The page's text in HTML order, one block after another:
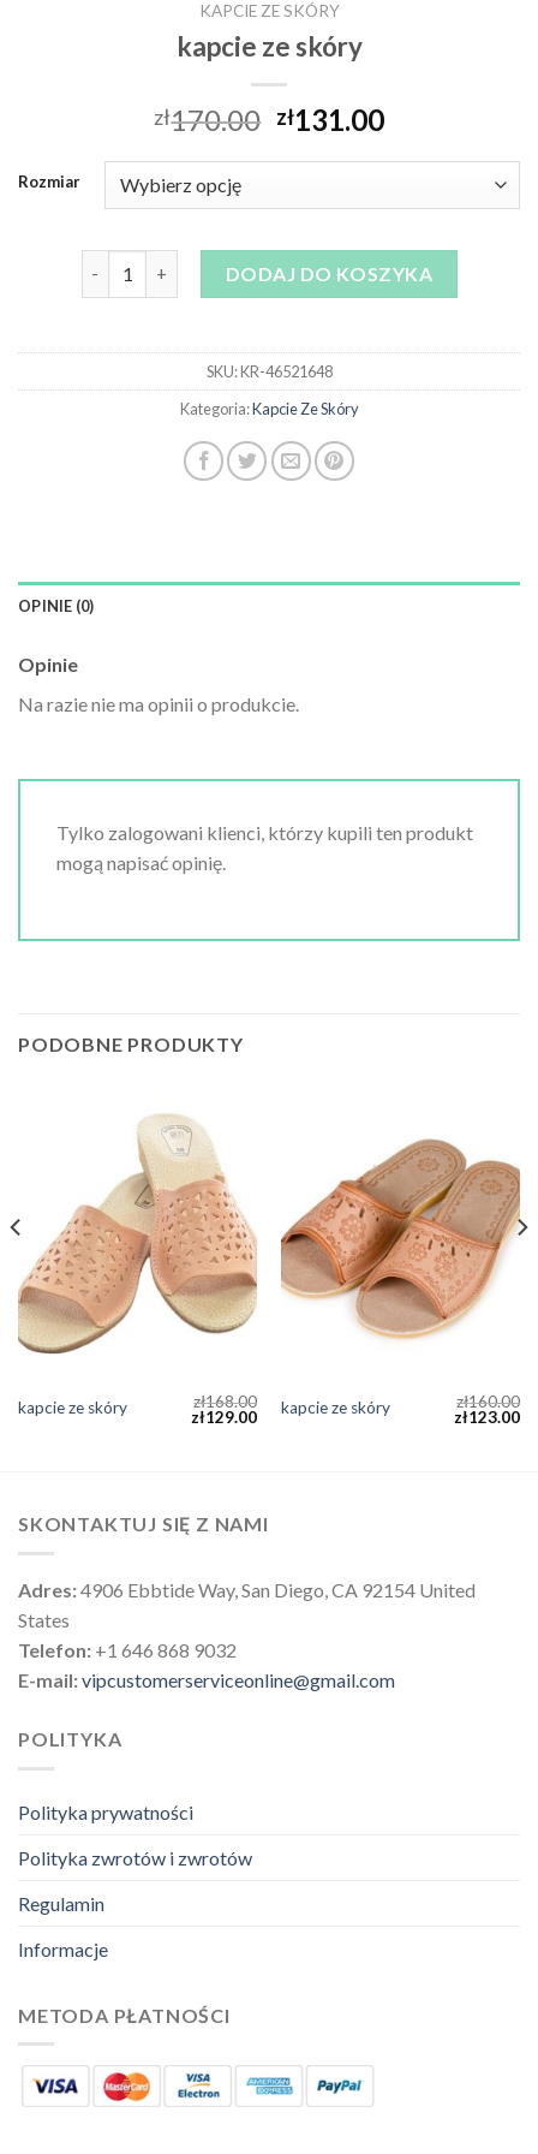
KAPCIE ZE SKÓRY
kapcie ze skóry
zł170.00 zł131.00
Rozmiar
DODAJ DO KOSZYKA
SKU:KR-46521648
Kategoria:Kapcie Ze Skóry
OPINIE (0)
Opinie
Na razie nie ma opinii o produkcie.
Tylko zalogowani klienci, którzy kupili ten produkt
mogą napisać opinię.
PODOBNE PRODUKTY
kapcie ze skóry zł168.00
zł129.00 kapcie ze skóry zł160.00
zł123.00
SKONTAKTUJ SIĘ Z NAMI
Adres:4906 Ebbtide Way, San Diego, CA 92154 United
States
Telefon: +1 646 868 9032
E-mail:vipcustomerserviceonline@gmail.com
POLITYKA
Polityka prywatności
Polityka zwrotów i zwrotów
Regulamin
Informacje
METODA PŁATNOŚCI